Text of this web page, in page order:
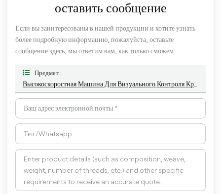
оставить сообщение
Если вы заинтересованы в нашей продукции и хотите узнать
более подробную информацию, пожалуйста, оставьте
сообщение здесь, мы ответим вам, как только сможем.
Предмет :